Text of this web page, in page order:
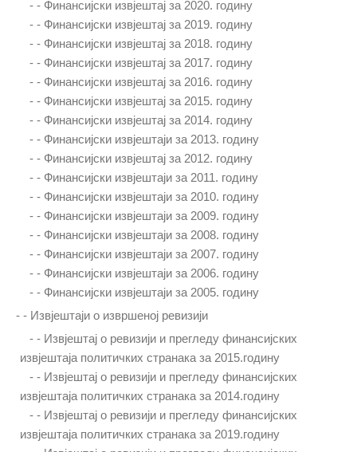
- - Финансијски извјештај за 2020. годину
- - Финансијски извјештај за 2019. годину
- - Финансијски извјештај за 2018. годину
- - Финансијски извјештај за 2017. годину
- - Финансијски извјештај за 2016. годину
- - Финансијски извјештај за 2015. годину
- - Финансијски извјештај за 2014. годину
- - Финансијски извјештаји за 2013. годину
- - Финансијски извјештај за 2012. годину
- - Финансијски извјештаји за 2011. годину
- - Финансијски извјештаји за 2010. годину
- - Финансијски извјештаји за 2009. годину
- - Финансијски извјештаји за 2008. годину
- - Финансијски извјештаји за 2007. годину
- - Финансијски извјештаји за 2006. годину
- - Финансијски извјештаји за 2005. годину
- - Извјештаји о извршеној ревизији
- - Извјештај о ревизији и прегледу финансијских
извјештаја политичких странака за 2015.годину
- - Извјештај о ревизији и прегледу финансијских
извјештаја политичких странака за 2014.годину
- - Извјештај о ревизији и прегледу финансијских
извјештаја политичких странака за 2019.годину